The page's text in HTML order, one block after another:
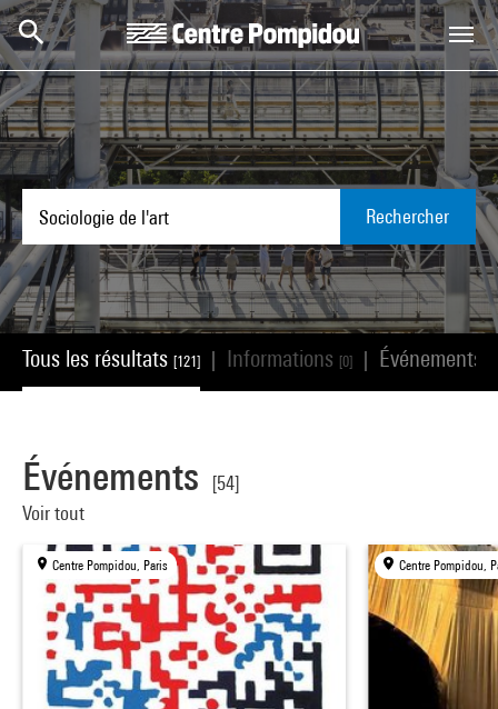
Aller au contenu principal
Centre Pompidou
Rechercher
Tous les résultats [121] Informations [0] Événements
Événements
[54]
Voir tout
Centre Pompidou, Paris Centre Pompidou,